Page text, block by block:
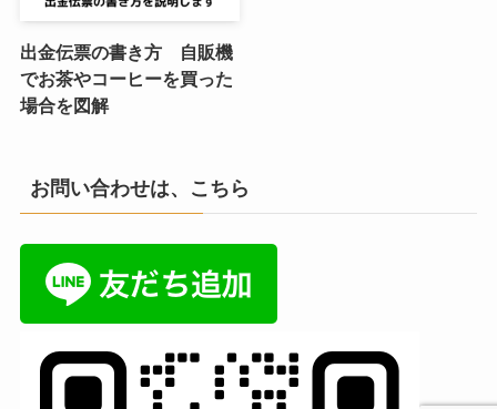
出金伝票の書き方 自販機
でお茶やコーヒーを買った
場合を図解
お問い合わせは、こちら